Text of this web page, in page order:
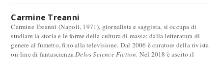
Carmine Treanni
Carmine Treanni (Napoli, 1971), giornalista e saggista, si occupa di
studiare la storia e le forme della cultura di massa: dalla letteratura di
genere al fumetto, fino alla televisione. Dal 2006 è curatore della rivista
on-line di fantascienzaDelos Science Fiction. Nel 2018 è uscito il